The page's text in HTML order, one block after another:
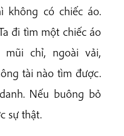
không có chiếc áo.
đi tìm một chiếc áo
chỉ, ngoài vải,
tài nào tìm được.
Nếu buông bỏ
sự thật.